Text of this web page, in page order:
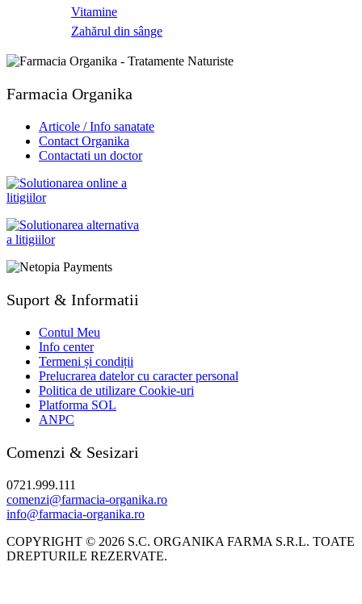
Vitamine
Zahărul din sânge
Farmacia Organika
Articole / Info sanatate
Contact Organika
Contactati un doctor
Suport & Informatii
Contul Meu
Info center
Termeni și condiții
Prelucrarea datelor cu caracter personal
Politica de utilizare Cookie-uri
Platforma SOL
ANPC
Comenzi & Sesizari
0721.999.111
comenzi@farmacia-organika.ro
info@farmacia-organika.ro
COPYRIGHT © 2026 S.C. ORGANIKA FARMA S.R.L. TOATE
DREPTURILE REZERVATE.